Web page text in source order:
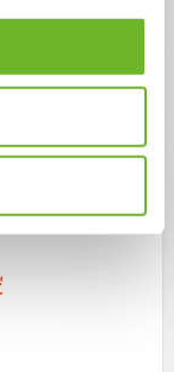
Preto z celého
bojuje statočne, ale